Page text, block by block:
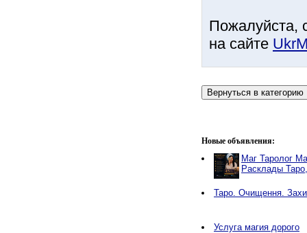
Пожалуйста,
на сайте
Новые объявления:
Маг Таролог
Расклады
Таро. Очищення.
Услуга магия дорого